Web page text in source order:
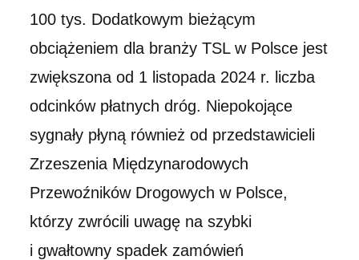
100 tys. Dodatkowym bieżącym
obciążeniem dla branży TSL w Polsce jest
zwiększona od 1 listopada 2024 r. liczba
odcinków płatnych dróg. Niepokojące
sygnały płyną również od przedstawicieli
Zrzeszenia Międzynarodowych
Przewoźników Drogowych w Polsce,
którzy zwrócili uwagę na szybki
i gwałtowny spadek zamówień